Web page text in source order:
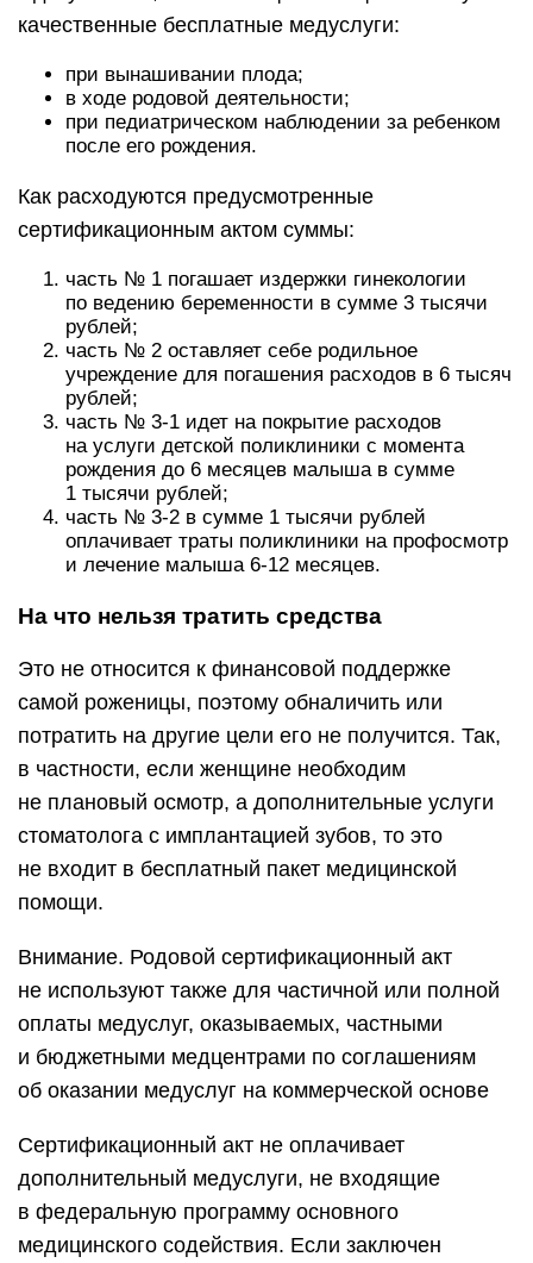
качественные бесплатные медуслуги:
при вынашивании плода;
в ходе родовой деятельности;
при педиатрическом наблюдении за ребенком
после его рождения.
Как расходуются предусмотренные
сертификационным актом суммы:
часть № 1 погашает издержки гинекологии
по ведению беременности в сумме 3 тысячи
рублей;
часть № 2 оставляет себе родильное
учреждение для погашения расходов в 6 тысяч
рублей;
часть № 3-1 идет на покрытие расходов
на услуги детской поликлиники с момента
рождения до 6 месяцев малыша в сумме
1 тысячи рублей;
часть № 3-2 в сумме 1 тысячи рублей
оплачивает траты поликлиники на профосмотр
и лечение малыша 6-12 месяцев.
На что нельзя тратить средства
Это не относится к финансовой поддержке
самой роженицы, поэтому обналичить или
потратить на другие цели его не получится. Так,
в частности, если женщине необходим
не плановый осмотр, а дополнительные услуги
стоматолога с имплантацией зубов, то это
не входит в бесплатный пакет медицинской
помощи.
Внимание. Родовой сертификационный акт
не используют также для частичной или полной
оплаты медуслуг, оказываемых, частными
и бюджетными медцентрами по соглашениям
об оказании медуслуг на коммерческой основе
Сертификационный акт не оплачивает
дополнительный медуслуги, не входящие
в федеральную программу основного
медицинского содействия. Если заключен